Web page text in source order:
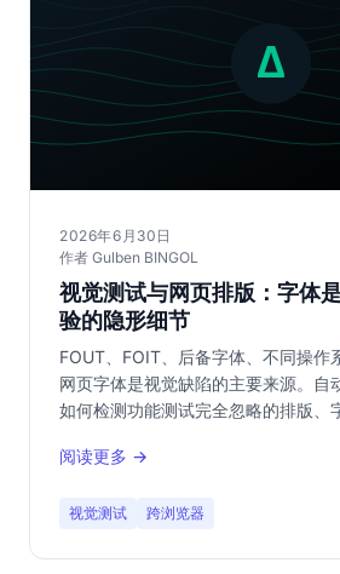
2026年6月30日
作者 Gulben BINGOL
视觉测试与网页排版：字体
验的隐形细节
FOUT、FOIT、后备字体、不同操作
网页字体是视觉缺陷的主要来源。自
如何检测功能测试完全忽略的排版、
阅读更多 →
视觉测试 跨浏览器